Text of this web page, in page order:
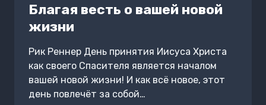
Благая весть о вашей новой
жизни
Рик Реннер День принятия Иисуса Христа
как своего Спасителя является началом
вашей новой жизни! И как всё новое, этот
день повлечёт за собой…